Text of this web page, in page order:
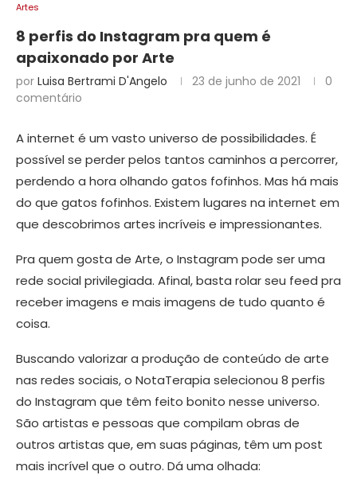
Artes
8 perfis do Instagram pra quem é
apaixonado por Arte
por Luisa Bertrami D'Angelo 23 de junho de 2021
0
comentário
A internet é um vasto universo de possibilidades. É
possível se perder pelos tantos caminhos a percorrer,
perdendo a hora olhando gatos fofinhos. Mas há mais
do que gatos fofinhos. Existem lugares na internet em
que descobrimos artes incríveis e impressionantes.
Pra quem gosta de Arte, o Instagram pode ser uma
rede social privilegiada. Afinal, basta rolar seu feed pra
receber imagens e mais imagens de tudo quanto é
coisa.
Buscando valorizar a produção de conteúdo de arte
nas redes sociais, o NotaTerapia selecionou 8 perfis
do Instagram que têm feito bonito nesse universo.
São artistas e pessoas que compilam obras de
outros artistas que, em suas páginas, têm um post
mais incrível que o outro. Dá uma olhada: